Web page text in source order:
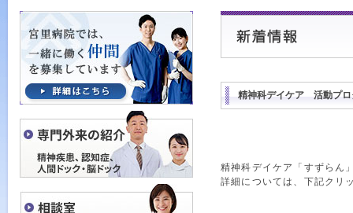
精神科デイケア 活動プロ
精神科デイケア「すずらん
詳細については、下記クリ